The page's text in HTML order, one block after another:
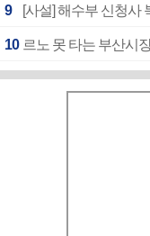
9 [사설] 해수부 신청사
10 르노 못 타는 부산시